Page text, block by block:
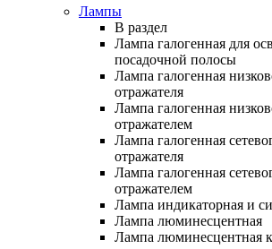
Лампы
В раздел
Лампа галогенная для
посадочной полосы
Лампа галогенная
отражателя
Лампа галогенная
отражателем
Лампа галогенная
отражателя
Лампа галогенная
отражателем
Лампа индикаторная и
Лампа люминесцентная
Лампа люминесцентная